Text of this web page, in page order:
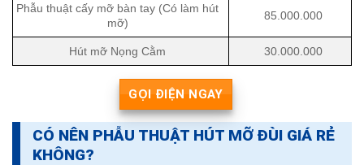
Phẫu thuật cấy mỡ bàn tay (Có làm hút
mỡ)
85.000.000
Hút mỡ Nọng Cằm 30.000.000
GỌI ĐIỆN NGAY
CÓ NÊN PHẪU THUẬT HÚT MỠ ĐÙI GIÁ RẺ
KHÔNG?